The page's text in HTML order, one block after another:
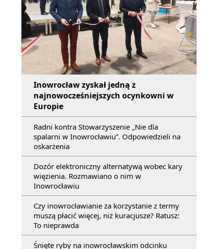
Inowrocław zyskał jedną z
najnowocześniejszych ocynkowni w
Europie
Radni kontra Stowarzyszenie „Nie dla
spalarni w Inowrocławiu”. Odpowiedzieli na
oskarżenia
Dozór elektroniczny alternatywą wobec kary
więzienia. Rozmawiano o nim w
Inowrocławiu
Czy inowrocławianie za korzystanie z termy
muszą płacić więcej, niż kuracjusze? Ratusz:
To nieprawda
Śnięte ryby na inowrocławskim odcinku